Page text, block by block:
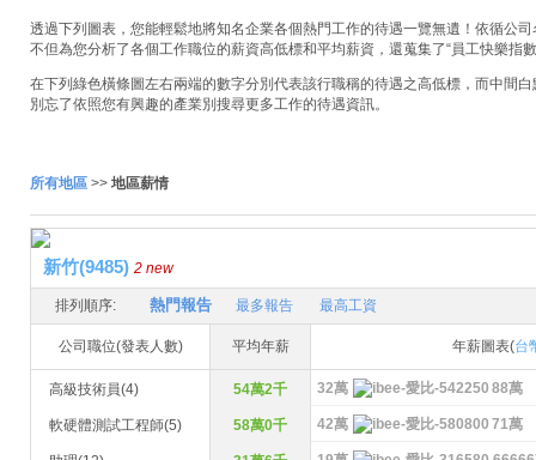
透過下列圖表，您能輕鬆地將知名企業各個熱門工作的待遇一覽無遺！依循公
不但為您分析了各個工作職位的薪資高低標和平均薪資，還蒐集了“員工快樂指
在下列綠色橫條圖左右兩端的數字分別代表該行職稱的待遇之高低標，而中間
別忘了依照您有興趣的產業別搜尋更多工作的待遇資訊。
所有地區 >> 地區薪情
新竹(9485) 2 new
排列順序: 熱門報告 最多報告 最高工資
公司職位(發表人數) 平均年薪 年薪圖表(台
高級技術員(4) 54萬2千 32萬 88萬
軟硬體測試工程師(5) 58萬0千 42萬 71萬